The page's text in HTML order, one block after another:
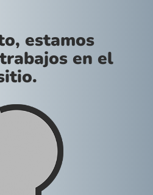
estamos
en el